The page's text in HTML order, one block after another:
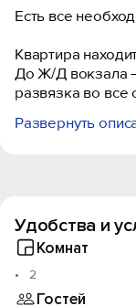
Есть все
Квартира
До Ж/Д вокзала
развязка во
В пешей
Бонусы:
- бесплатная
Развернуть
Удобства и
Комнат
2
Гостей